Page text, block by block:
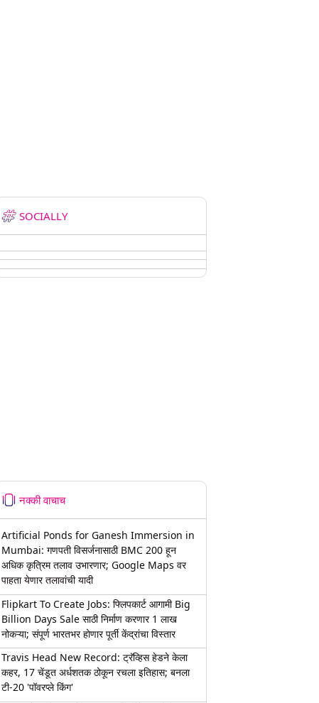
SOCIALLY
नक्की वाचाच
Artificial Ponds for Ganesh Immersion in
Mumbai: गणपती विसर्जनासाठी BMC 200 हून
अधिक कृत्रिम तलाव उभारणार; Google Maps वर
पाहता येणार तलावांची यादी
Flipkart To Create Jobs: फ्लिपकार्ट आगामी Big
Billion Days Sale साठी निर्माण करणार 1 लाख
नोकऱ्या; संपूर्ण भारतभर होणार पूर्ती केंद्रांचा विस्तार
Travis Head New Record: ट्रॅव्हिस हेडने केला
कहर, 17 चेंडूत अर्धशतक ठोकून रचला इतिहास; बनला
टी-20 'पॉवरप्ले किंग'